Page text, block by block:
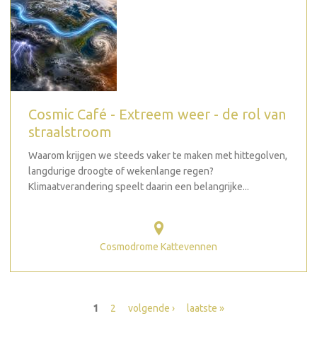
Cosmic Café - Extreem weer - de rol van
straalstroom
Waarom krijgen we steeds vaker te maken met hittegolven,
langdurige droogte of wekenlange regen?
Klimaatverandering speelt daarin een belangrijke...
Cosmodrome Kattevennen
1 2 volgende › laatste »